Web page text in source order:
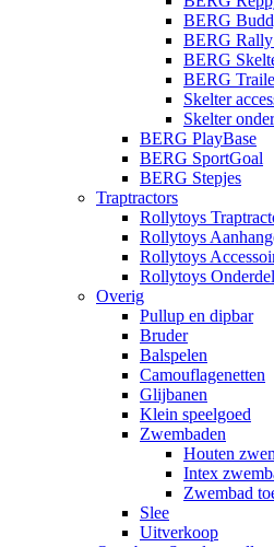
BERG
BERG
BERG
BERG
Skelter
Skelter
BERG PlayBase
BERG SportGoal
BERG Stepjes
Traptractors
Rollytoys
Rollytoys
Rollytoys
Rollytoys
Overig
Pullup en dipbar
Bruder
Balspelen
Camouflagenetten
Glijbanen
Klein speelgoed
Zwembaden
Houten
Intex
Zwembad
Slee
Uitverkoop